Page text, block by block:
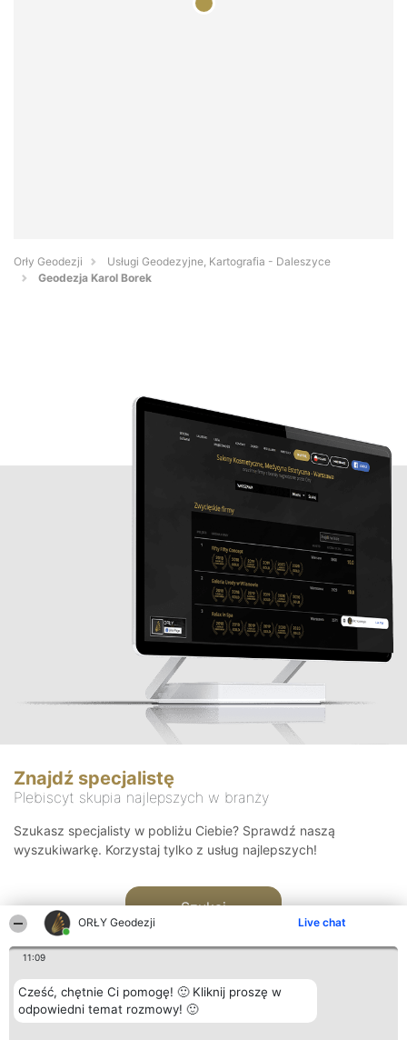
ORŁY Geodezji Live chat
11:09
Cześć, chętnie Ci pomogę! 🙂 Kliknij proszę w
odpowiedni temat rozmowy! 🙂
Orły Geodezji
Usługi Geodezyjne, Kartografia - Daleszyce
Geodezja Karol Borek
Znajdź specjalistę
Plebiscyt skupia najlepszych w branży
Szukasz specjalisty w pobliżu Ciebie? Sprawdź naszą
wyszukiwarkę. Korzystaj tylko z usług najlepszych!
Szukaj